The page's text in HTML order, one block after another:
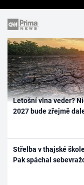
Letošní vlna veder?
2027 bude zřejmě
Střelba v thajské
Pak spáchal